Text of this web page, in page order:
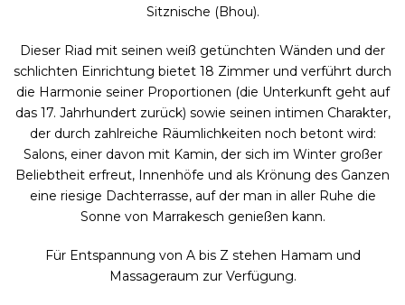
Sitznische (Bhou).
Dieser Riad mit seinen weiß getünchten Wänden und der
schlichten Einrichtung bietet 18 Zimmer und verführt durch
die Harmonie seiner Proportionen (die Unterkunft geht auf
das 17. Jahrhundert zurück) sowie seinen intimen Charakter,
der durch zahlreiche Räumlichkeiten noch betont wird:
Salons, einer davon mit Kamin, der sich im Winter großer
Beliebtheit erfreut, Innenhöfe und als Krönung des Ganzen
eine riesige Dachterrasse, auf der man in aller Ruhe die
Sonne von Marrakesch genießen kann.
Für Entspannung von A bis Z stehen Hamam und
Massageraum zur Verfügung.